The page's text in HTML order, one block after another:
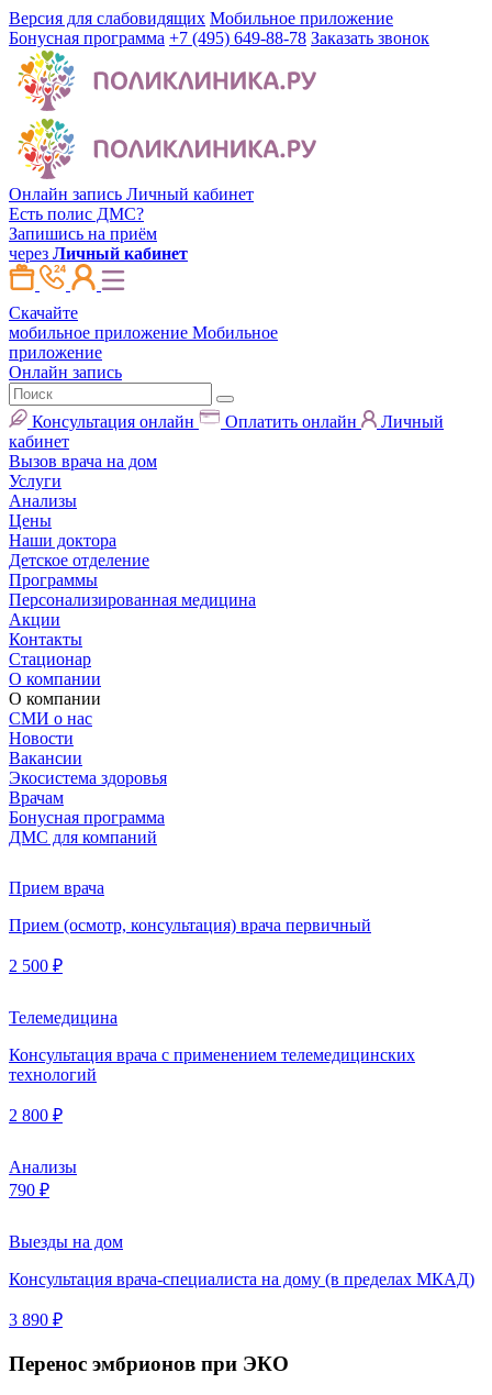
Версия для слабовидящих Мобильное приложение
Бонусная программа +7 (495) 649-88-78 Заказать звонок
Онлайн запись Личный кабинет
Есть полис ДМС?
Запишись на приём
через Личный кабинет
Скачайте
мобильное приложение Мобильное
приложение
Онлайн запись
Консультация онлайн Оплатить онлайн
Личный
кабинет
Вызов врача на дом
Услуги
Анализы
Цены
Наши доктора
Детское отделение
Программы
Персонализированная медицина
Акции
Контакты
Стационар
О компании
О компании
СМИ о нас
Новости
Вакансии
Экосистема здоровья
Врачам
Бонусная программа
ДМС для компаний
Прием врача
Прием (осмотр, консультация) врача первичный
2 500 ₽
Телемедицина
Консультация врача с применением телемедицинских
технологий
2 800 ₽
Анализы
790 ₽
Выезды на дом
Консультация врача-специалиста на дому (в пределах МКАД)
3 890 ₽
Перенос эмбрионов при ЭКО